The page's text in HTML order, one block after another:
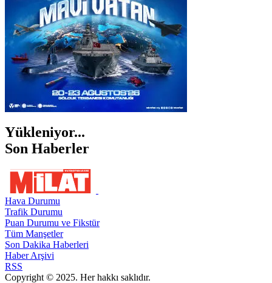
Yükleniyor...
Son Haberler
Hava Durumu
Trafik Durumu
Puan Durumu ve Fikstür
Tüm Manşetler
Son Dakika Haberleri
Haber Arşivi
RSS
Copyright © 2025. Her hakkı saklıdır.